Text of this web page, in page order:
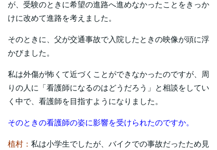
が、受験のときに希望の進路へ進めなかったことをきっか
けに改めて進路を考えました。
そのときに、父が交通事故で入院したときの映像が頭に浮
かびました。
私は外傷が怖くて近づくことができなかったのですが、周
りの人に「看護師になるのはどうだろう」と相談をしてい
く中で、看護師を目指すようになりました。
そのときの看護師の姿に影響を受けられたのですか。
植村： 私は小学生でしたが、バイクでの事故だったため見